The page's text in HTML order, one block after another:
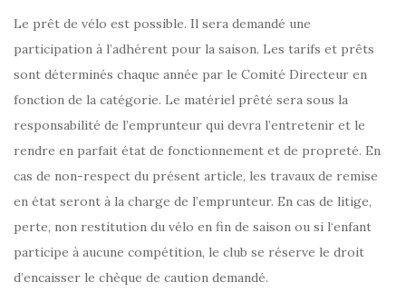
Le prêt de vélo est possible. Il sera demandé une
participation à l’adhérent pour la saison. Les tarifs et prêts
sont déterminés chaque année par le Comité Directeur en
fonction de la catégorie. Le matériel prêté sera sous la
responsabilité de l’emprunteur qui devra l’entretenir et le
rendre en parfait état de fonctionnement et de propreté. En
cas de non-respect du présent article, les travaux de remise
en état seront à la charge de l’emprunteur. En cas de litige,
perte, non restitution du vélo en fin de saison ou si l‘enfant
participe à aucune compétition, le club se réserve le droit
d’encaisser le chèque de caution demandé.